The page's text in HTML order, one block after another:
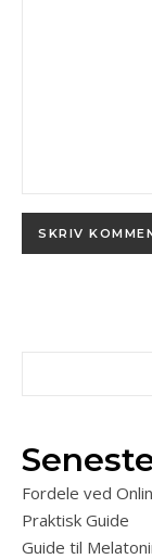
Fordele ved
Praktisk Guide
Guide til